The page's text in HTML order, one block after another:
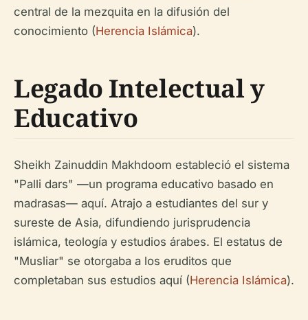
central de la mezquita en la difusión del
conocimiento (Herencia Islámica).
Legado Intelectual y
Educativo
Sheikh Zainuddin Makhdoom estableció el sistema
"Palli dars" —un programa educativo basado en
madrasas— aquí. Atrajo a estudiantes del sur y
sureste de Asia, difundiendo jurisprudencia
islámica, teología y estudios árabes. El estatus de
"Musliar" se otorgaba a los eruditos que
completaban sus estudios aquí (Herencia Islámica).